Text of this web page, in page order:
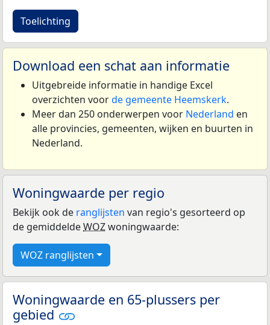
Toelichting
Download een schat aan informatie
Uitgebreide informatie in handige Excel
overzichten voorde gemeente Heemskerk.
Meer dan 250 onderwerpen voor Nederland en
alle provincies, gemeenten, wijken en buurten in
Nederland.
Woningwaarde per regio
Bekijk ook de ranglijsten van regio's gesorteerd op
de gemiddeldeWOZwoningwaarde:
WOZ ranglijsten
Woningwaarde en 65-plussers per
gebied